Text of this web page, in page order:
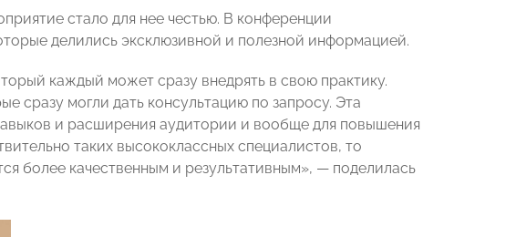
стало для нее честью. В конференции
делились эксклюзивной и полезной информацией.
каждый может сразу внедрять в свою практику.
сразу могли дать консультацию по запросу. Эта
и расширения аудитории и вообще для повышения
таких высококлассных специалистов, то
более качественным и результативным», — поделилась